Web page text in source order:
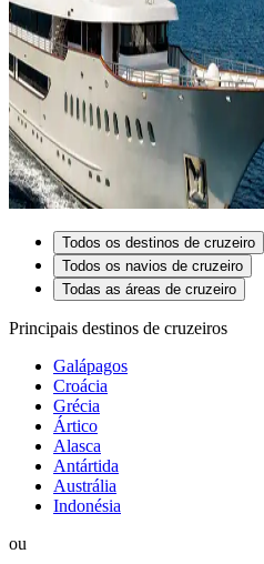
Todos os destinos de cruzeiro
Todos os navios de cruzeiro
Todas as áreas de cruzeiro
Principais destinos de cruzeiros
Galápagos
Croácia
Grécia
Ártico
Alasca
Antártida
Austrália
Indonésia
ou